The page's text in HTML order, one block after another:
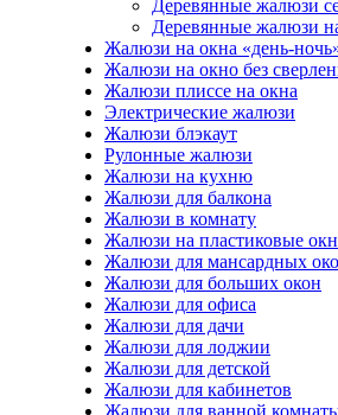
Деревянные жалюзи
Деревянные жалюзи
Жалюзи на окна «день-
Жалюзи на окно без
Жалюзи плиссе на окна
Электрические жалюзи
Жалюзи блэкаут
Рулонные жалюзи
Жалюзи на кухню
Жалюзи для балкона
Жалюзи в комнату
Жалюзи на пластиковые
Жалюзи для мансардных
Жалюзи для больших окон
Жалюзи для офиса
Жалюзи для дачи
Жалюзи для лоджии
Жалюзи для детской
Жалюзи для кабинетов
Жалюзи для ванной